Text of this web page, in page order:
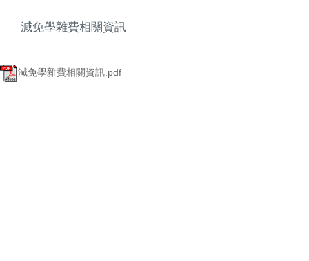
減免學雜費相關資訊
減免學雜費相關資訊.pdf